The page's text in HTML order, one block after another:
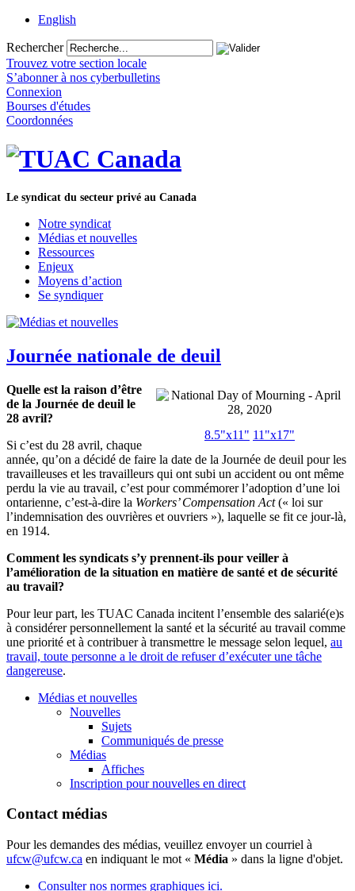
English
Rechercher
Trouvez votre section locale
S’abonner à nos cyberbulletins
Connexion
Bourses d'études
Coordonnées
Le syndicat du secteur privé au Canada
Notre syndicat
Médias et nouvelles
Ressources
Enjeux
Moyens d’action
Se syndiquer
Journée nationale de deuil
8.5"x11" 11"x17"
Quelle est la raison d’être
de la Journée de deuil le
28 avril?
Si c’est du 28 avril, chaque
année, qu’on a décidé de faire la date de la Journée de deuil pour les
travailleuses et les travailleurs qui ont subi un accident ou ont même
perdu la vie au travail, c’est pour commémorer l’adoption d’une loi
ontarienne, c’est-à-dire la Workers’ Compensation Act(« loi sur
l’indemnisation des ouvrières et ouvriers »), laquelle se fit ce jour-là,
en 1914.
Comment les syndicats s’y prennent-ils pour veiller à
l’amélioration de la situation en matière de santé et de sécurité
au travail?
Pour leur part, les TUAC Canada incitent l’ensemble des salarié(e)s
à considérer personnellement la santé et la sécurité au travail comme
une priorité et à contribuer à transmettre le message selon lequel, au
travail, toute personne a le droit de refuser d’exécuter une tâche
dangereuse.
Médias et nouvelles
Nouvelles
Sujets
Communiqués de presse
Médias
Affiches
Inscription pour nouvelles en direct
Contact médias
Pour les demandes des médias, veuillez envoyer un courriel à
ufcw@ufcw.ca en indiquant le mot « Média » dans la ligne d'objet.
Consulter nos normes graphiques ici.